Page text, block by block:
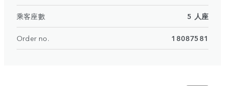
乘客座數 5 人座
Order no. 18087581